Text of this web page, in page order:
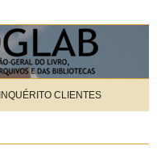
INQUÉRITO CLIENTES